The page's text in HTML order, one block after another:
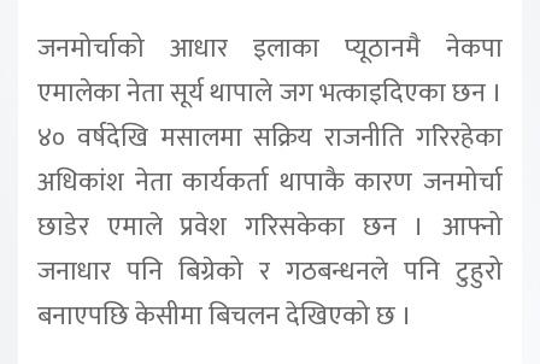
जनमोर्चाको आधार इलाका प्यूठानमै नेकपा
एमालेका नेता सूर्य थापाले जग भत्काइदिएका छन ।
४० वर्षदेखि मसालमा सक्रिय राजनीति गरिरहेका
अधिकांश नेता कार्यकर्ता थापाकै कारण जनमोर्चा
छाडेर एमाले प्रवेश गरिसकेका छन । आफ्नो
जनाधार पनि बिग्रेको र गठबन्धनले पनि टुहुरो
बनाएपछि केसीमा बिचलन देखिएको छ ।